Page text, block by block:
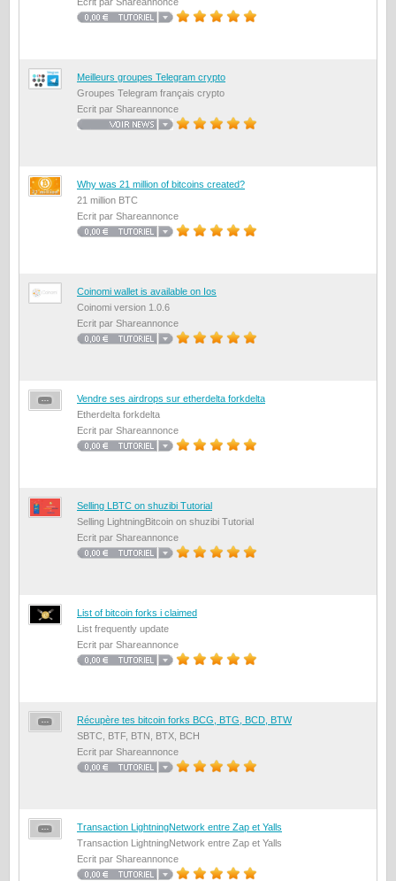
Ecrit par Shareannonce
Meilleurs groupes Telegram crypto
Groupes Telegram français crypto
Ecrit par Shareannonce
Why was 21 million of bitcoins created?
21 million BTC
Ecrit par Shareannonce
Coinomi wallet is available on Ios
Coinomi version 1.0.6
Ecrit par Shareannonce
Vendre ses airdrops sur etherdelta forkdelta
Etherdelta forkdelta
Ecrit par Shareannonce
Selling LBTC on shuzibi Tutorial
Selling LightningBitcoin on shuzibi Tutorial
Ecrit par Shareannonce
List of bitcoin forks i claimed
List frequently update
Ecrit par Shareannonce
Récupère tes bitcoin forks BCG, BTG, BCD, BTW
SBTC, BTF, BTN, BTX, BCH
Ecrit par Shareannonce
Transaction LightningNetwork entre Zap et Yalls
Transaction LightningNetwork entre Zap et Yalls
Ecrit par Shareannonce